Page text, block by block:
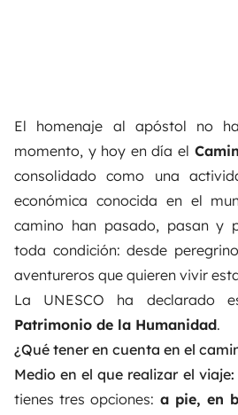
El homenaje al apóstol no
momento, y hoy en día el
consolidado como una
económica conocida en el
camino han pasado, pasan y
toda condición: desde
aventureros que quieren vivir
La UNESCO ha declarado
Patrimonio de la Humanidad.
¿Qué tener en cuenta en el
Medio en el que realizar el viaje:
tienes tres opciones: a pie, en